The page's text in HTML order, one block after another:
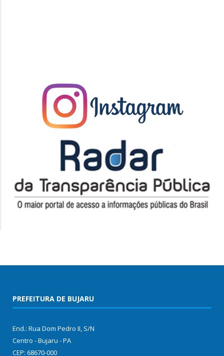
PREFEITURA DE BUJARU
End.: Rua Dom Pedro II, S/N
Centro - Bujaru - PA
CEP: 68670-000